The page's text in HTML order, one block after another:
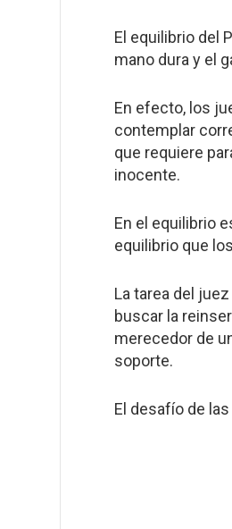
El equilibrio del
mano dura y el
En efecto, los
contemplar
que requiere
inocente.
En el equilibrio
equilibrio que
La tarea del
buscar la
merecedor de
soporte.
El desafío de